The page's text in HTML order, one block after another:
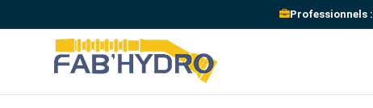
Professionnels :